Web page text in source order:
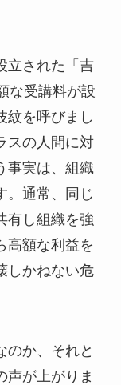
立された「吉
な受講料が設
紋を呼びまし
スの人間に対
事実は、組織
。通常、同じ
有し組織を強
高額な利益を
しかねない危
のか、それと
声が上がりま